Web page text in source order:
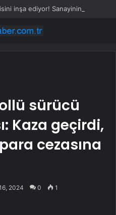
sürücü
Kaza geçirdi,
cezasına
2024 0 1